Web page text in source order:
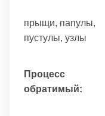
прыщи, папулы,
пустулы, узлы
Процесс
обратимый: